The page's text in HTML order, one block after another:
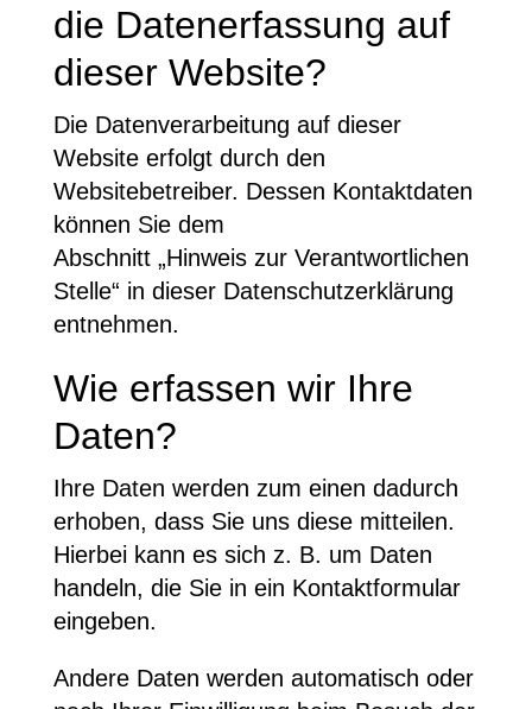
die Datenerfassung auf
dieser Website?
Die Datenverarbeitung auf dieser
Website erfolgt durch den
Websitebetreiber. Dessen Kontaktdaten
können Sie dem
Abschnitt „Hinweis zur Verantwortlichen
Stelle“ in dieser Datenschutzerklärung
entnehmen.
Wie erfassen wir Ihre
Daten?
Ihre Daten werden zum einen dadurch
erhoben, dass Sie uns diese mitteilen.
Hierbei kann es sich z. B. um Daten
handeln, die Sie in ein Kontaktformular
eingeben.
Andere Daten werden automatisch oder